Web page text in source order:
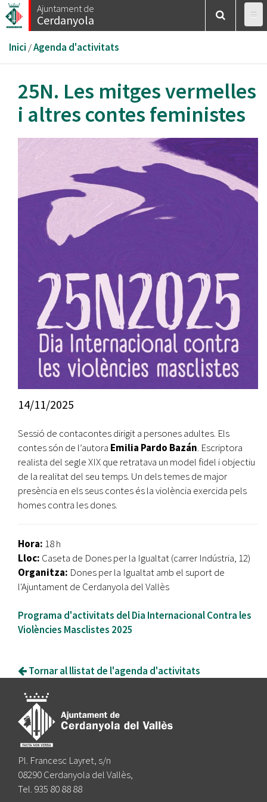
Vés
al
Ajuntament de
Cerdanyola
Esteu
aquí
Inici /Agenda d'activitats
25N. Les mitges vermelles
i altres contes feministes
14/11/2025
Sessió de contacontes dirigit a persones adultes. Els
contes són de l’autora Emilia Pardo Bazán. Escriptora
realista del segle XIX que retratava un model fidel i objectiu
de la realitat del seu temps. Un dels temes de major
presència en els seus contes és la violència exercida pels
homes contra les dones.
Hora: 18 h
Lloc: Caseta de Dones per la Igualtat (carrer Indústria, 12)
Organitza: Dones per la Igualtat amb el suport de
l'Ajuntament de Cerdanyola del Vallès
Programa d'activitats del Dia Internacional Contra les
Violències Masclistes 2025
Tornar al llistat de l'agenda d'activitats
Pl. Francesc Layret, s/n
08290 Cerdanyola del Vallès,
Tel. 935 80 88 88